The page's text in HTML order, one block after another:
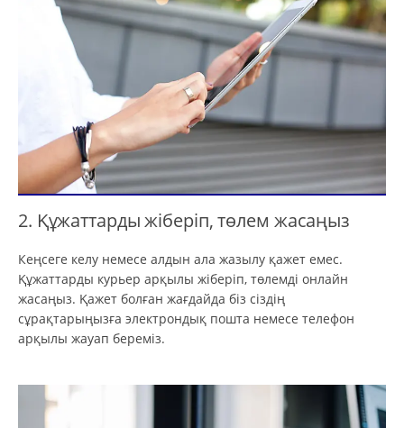
2. Құжаттарды жіберіп, төлем жасаңыз
Кеңсеге келу немесе алдын ала жазылу қажет емес.
Құжаттарды курьер арқылы жіберіп, төлемді онлайн
жасаңыз. Қажет болған жағдайда біз сіздің
сұрақтарыңызға электрондық пошта немесе телефон
арқылы жауап береміз.